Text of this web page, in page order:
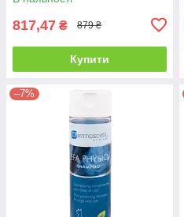
817,47 ₴ 879 ₴
Купити
–7%